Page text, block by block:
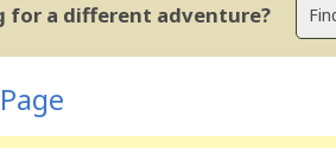
for a different adventure?